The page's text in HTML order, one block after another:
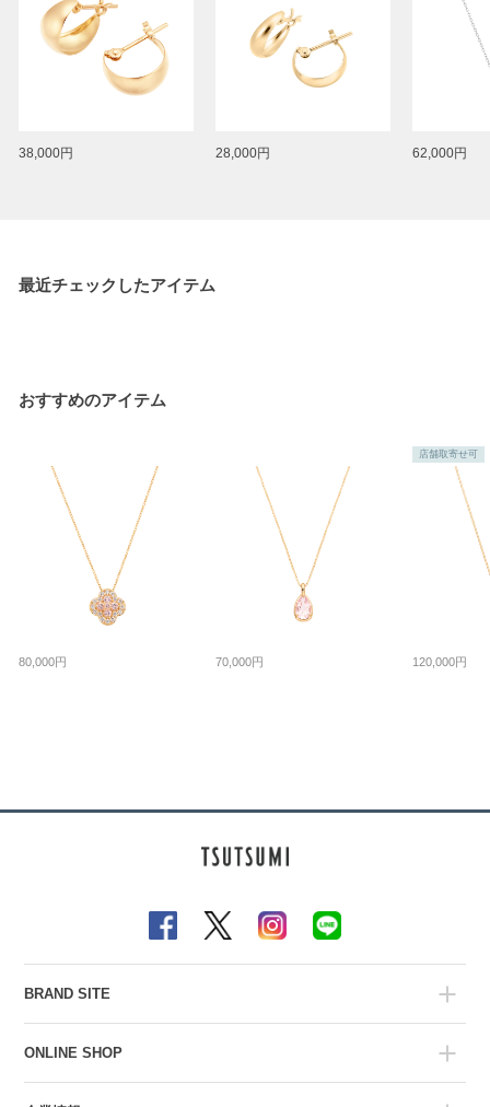
38,000円 28,000円 62,000円
最近チェックしたアイテム
おすすめのアイテム
80,000円 70,000円
店舗取寄せ可
120,000円
BRAND SITE
ONLINE SHOP